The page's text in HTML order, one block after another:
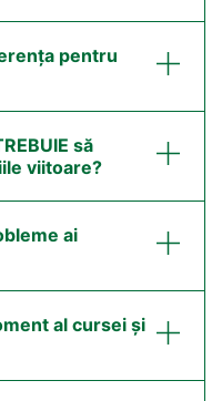
pentru
să
viitoare?
ai
al cursei și